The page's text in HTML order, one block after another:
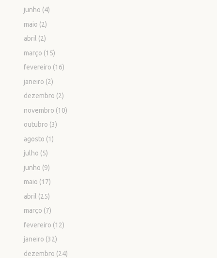
junho (4)
maio (2)
abril (2)
março (15)
fevereiro (16)
janeiro (2)
dezembro (2)
novembro (10)
outubro (3)
agosto (1)
julho (5)
junho (9)
maio (17)
abril (25)
março (7)
fevereiro (12)
janeiro (32)
dezembro (24)